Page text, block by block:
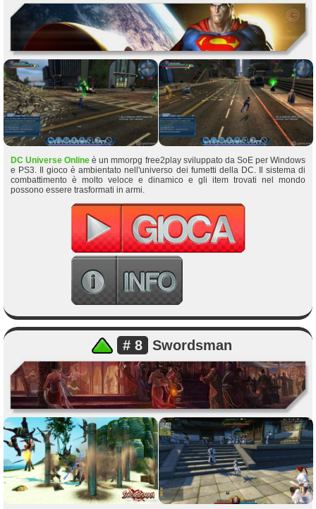
DC Universe Online è un mmorpg free2play sviluppato da SoE per Windows
e PS3. Il gioco è ambientato nell'universo dei fumetti della DC. Il sistema di
combattimento è molto veloce e dinamico e gli item trovati nel mondo
possono essere trasformati in armi.
# 8 Swordsman